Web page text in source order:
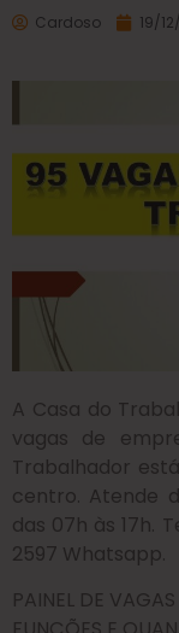
Cardoso 19/
A Casa do
vagas de
Trabalhador
centro. Atende
das 07h às 17h.
2597 Whatsapp.
PAINEL DE VAGAS